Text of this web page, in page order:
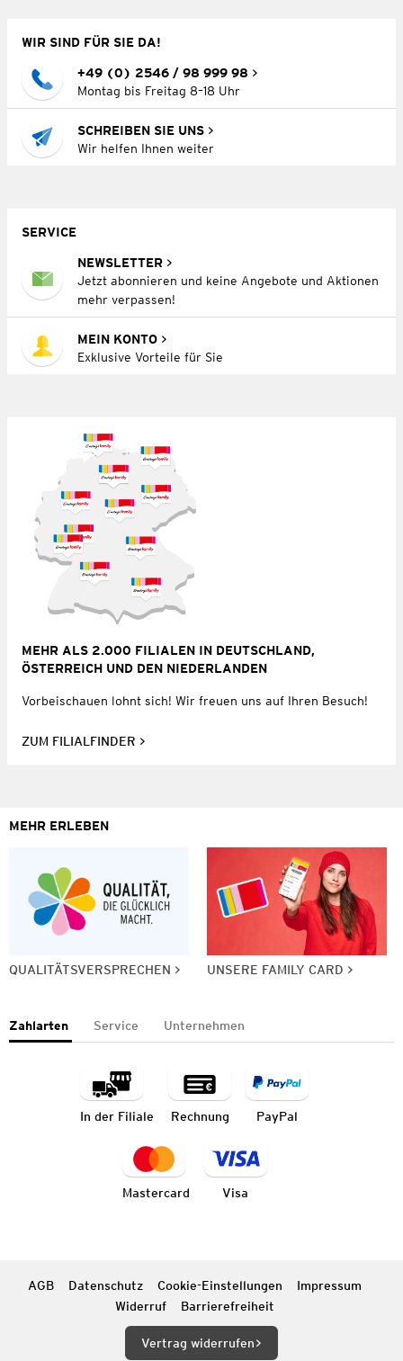
WIR SIND FÜR SIE DA!
+49 (0) 2546 / 98 999 98
Montag bis Freitag 8–18 Uhr
SCHREIBEN SIE UNS
Wir helfen Ihnen weiter
SERVICE
NEWSLETTER
Jetzt abonnieren und keine Angebote und Aktionen
mehr verpassen!
MEIN KONTO
Exklusive Vorteile für Sie
MEHR ALS 2.000 FILIALEN IN DEUTSCHLAND,
ÖSTERREICH UND DEN NIEDERLANDEN
Vorbeischauen lohnt sich! Wir freuen uns auf Ihren Besuch!
ZUM FILIALFINDER
MEHR ERLEBEN
QUALITÄTSVERSPRECHEN UNSERE FAMILY CARD
Zahlarten Service Unternehmen
In der Filiale Rechnung PayPal
Mastercard Visa
AGB Datenschutz Cookie-Einstellungen
Impressum
Widerruf
Barrierefreiheit
Vertrag widerrufen